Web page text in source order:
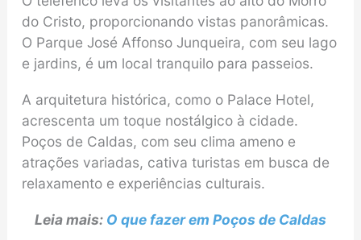
do Cristo, proporcionando vistas panorâmicas.
O Parque José Affonso Junqueira, com seu lago
e jardins, é um local tranquilo para passeios.
A arquitetura histórica, como o Palace Hotel,
acrescenta um toque nostálgico à cidade.
Poços de Caldas, com seu clima ameno e
atrações variadas, cativa turistas em busca de
relaxamento e experiências culturais.
Leia mais: O que fazer em Poços de Caldas